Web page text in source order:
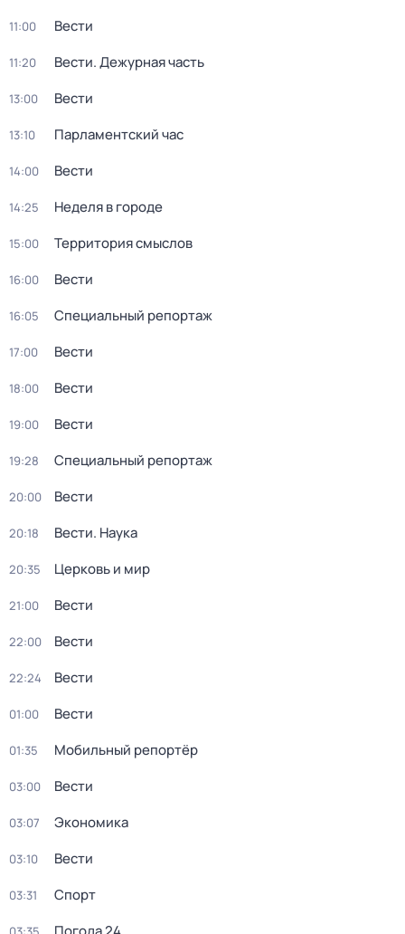
11:00 Вести
11:20 Вести. Дежурная часть
13:00 Вести
13:10 Парламентский час
14:00 Вести
14:25 Неделя в городе
15:00 Территория смыслов
16:00 Вести
16:05 Специальный репортаж
17:00 Вести
18:00 Вести
19:00 Вести
19:28 Специальный репортаж
20:00 Вести
20:18 Вести. Наука
20:35 Церковь и мир
21:00 Вести
22:00 Вести
22:24 Вести
01:00 Вести
01:35 Мобильный репортёр
03:00 Вести
03:07 Экономика
03:10 Вести
03:31 Спорт